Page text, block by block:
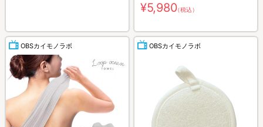
¥5,980（税込）
OBSカイモノラボ OBSカイモノラボ